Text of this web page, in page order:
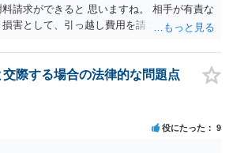
請求ができると 思いますね。 相手が有責な
害として、引っ越し費用を請 求できるよう
際する場合の法律的な問題点
役にたった 9